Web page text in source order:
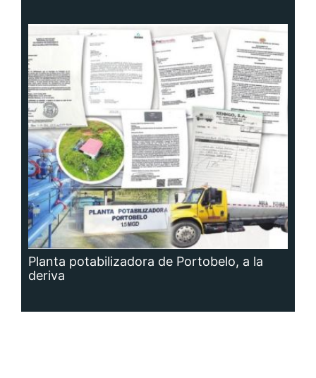
Planta potabilizadora de Portobelo, a la
deriva